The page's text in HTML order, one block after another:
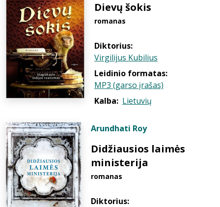
Dievų šokis
romanas
Diktorius:
Virgilijus Kubilius
Leidinio formatas:
MP3 (garso įrašas)
Kalba: Lietuvių
Arundhati Roy
Didžiausios laimės
ministerija
romanas
Diktorius: